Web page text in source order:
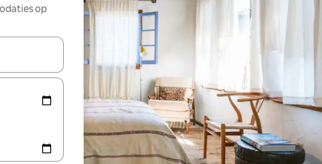
op
maak je een keuze met je de pijltjestoetsen omhoog en omlaag, óf door te